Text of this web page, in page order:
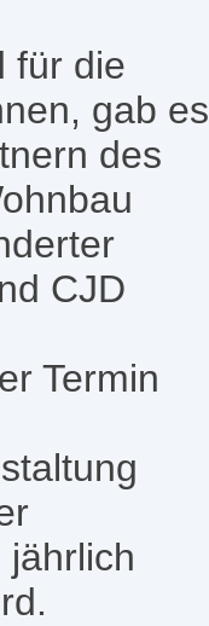
für die
gab es
des
CJD
Termin